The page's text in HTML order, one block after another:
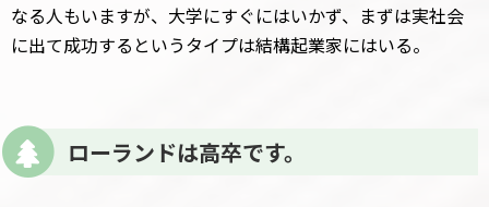
なる人もいますが、大学にすぐにはいかず、まずは実社会
に出て成功するというタイプは結構起業家にはいる。
ローランドは高卒です。